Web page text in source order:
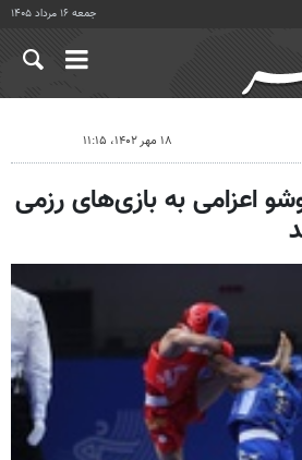
جمعه ۱۶ مرداد ۱۴۰۵
۱۸ مهر ۱۴۰۲، ۱۱:۱۵
اعزامی به بازی‌های رزمی